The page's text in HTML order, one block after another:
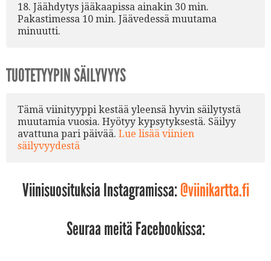
18. Jäähdytys jääkaapissa ainakin 30 min.
Pakastimessa 10 min. Jäävedessä muutama
minuutti.
TUOTETYYPIN SÄILYVYYS
Tämä viinityyppi kestää yleensä hyvin säilytystä
muutamia vuosia. Hyötyy kypsytyksestä. Säilyy
avattuna pari päivää. Lue lisää viinien
säilyvyydestä
Viinisuosituksia Instagramissa:@viinikartta.fi
Seuraa meitä Facebookissa: